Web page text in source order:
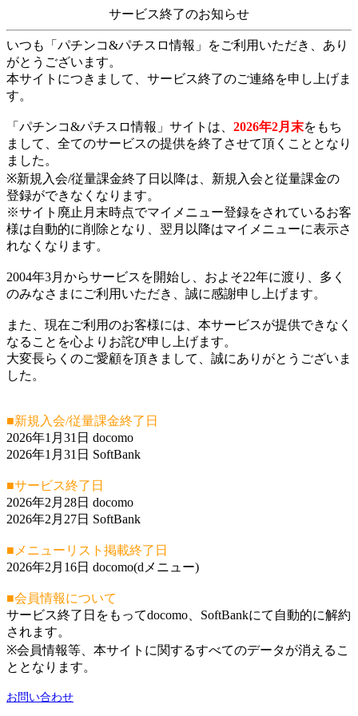
サービス終了のお知らせ
いつも「パチンコ&パチスロ情報」をご利用いただき、あり
がとうございます。
本サイトにつきまして、サービス終了のご連絡を申し上げま
す。
「パチンコ&パチスロ情報」サイトは、 2026年2月末をもち
まして、全てのサービスの提供を終了させて頂くこととなり
ました。
※新規入会/従量課金終了日以降は、新規入会と従量課金の
登録ができなくなります。
※サイト廃止月末時点でマイメニュー登録をされているお客
様は自動的に削除となり、翌月以降はマイメニューに表示さ
れなくなります。
2004年3月からサービスを開始し、およそ22年に渡り、多く
のみなさまにご利用いただき、誠に感謝申し上げます。
また、現在ご利用のお客様には、本サービスが提供できなく
なることを心よりお詫び申し上げます。
大変長らくのご愛顧を頂きまして、誠にありがとうございま
した。
■新規入会/従量課金終了日
2026年1月31日 docomo
2026年1月31日 SoftBank
■サービス終了日
2026年2月28日 docomo
2026年2月27日 SoftBank
■メニューリスト掲載終了日
2026年2月16日 docomo(dメニュー)
■会員情報について
サービス終了日をもってdocomo、SoftBankにて自動的に解約
されます。
※会員情報等、本サイトに関するすべてのデータが消えるこ
ととなります。
お問い合わせ